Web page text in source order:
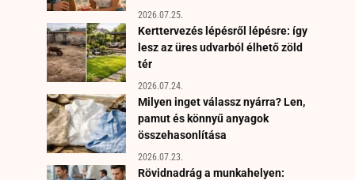
2026.07.25.
Kerttervezés lépésről lépésre: így
lesz az üres udvarból élhető zöld
tér
2026.07.24.
Milyen inget válassz nyárra? Len,
pamut és könnyű anyagok
összehasonlítása
2026.07.23.
Rövidnadrág a munkahelyen: